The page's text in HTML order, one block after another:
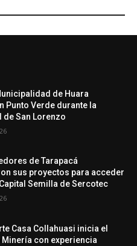
de Huara
Punto Verde durante la
San Lorenzo
de Tarapacá
sus proyectos para acceder
Semilla de Sercotec
Casa Collahuasi inicia el
Minería con experiencia